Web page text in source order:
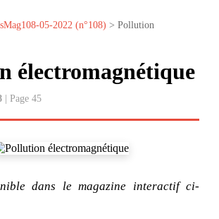
05-2022 (n°108) > Pollution
électromagnétique
| Page 45
dans le magazine interactif ci-